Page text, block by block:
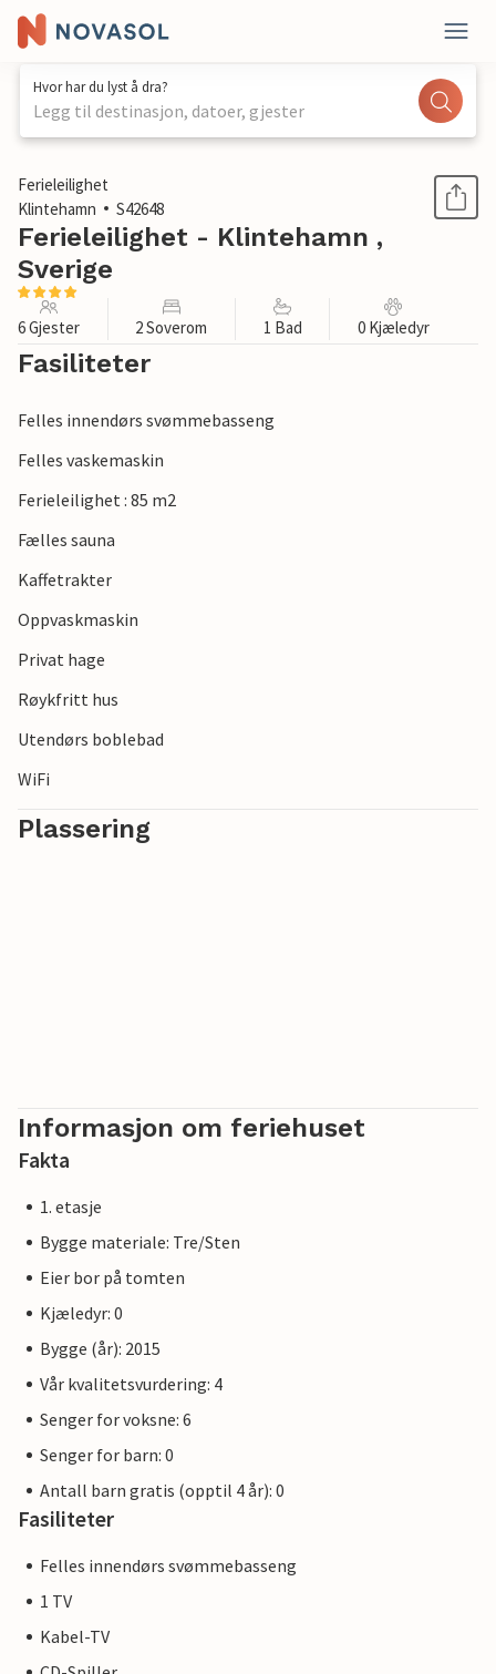
Hvor har du lyst å dra?
Legg til destinasjon, datoer, gjester
1 / 1
Ferieleilighet
Klintehamn
S42648
Ferieleilighet - Klintehamn ,
Sverige
6 Gjester 2 Soverom 1 Bad 0 Kjæledyr
Fasiliteter
Felles innendørs svømmebasseng
Felles vaskemaskin
Ferieleilighet : 85 m2
Fælles sauna
Kaffetrakter
Oppvaskmaskin
Privat hage
Røykfritt hus
Utendørs boblebad
WiFi
Plassering
Informasjon om feriehuset
Fakta
1. etasje
Bygge materiale: Tre/Sten
Eier bor på tomten
Kjæledyr: 0
Bygge (år): 2015
Vår kvalitetsvurdering: 4
Senger for voksne: 6
Senger for barn: 0
Antall barn gratis (opptil 4 år): 0
Fasiliteter
Felles innendørs svømmebasseng
1 TV
Kabel-TV